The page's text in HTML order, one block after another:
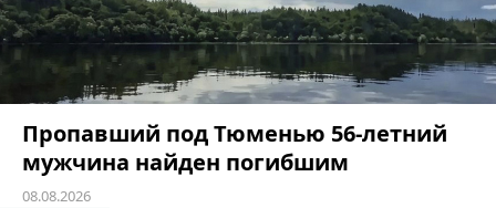
Пропавший под Тюменью 56-летний
мужчина найден погибшим
08.08.2026